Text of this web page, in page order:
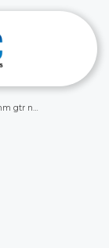
negra pp